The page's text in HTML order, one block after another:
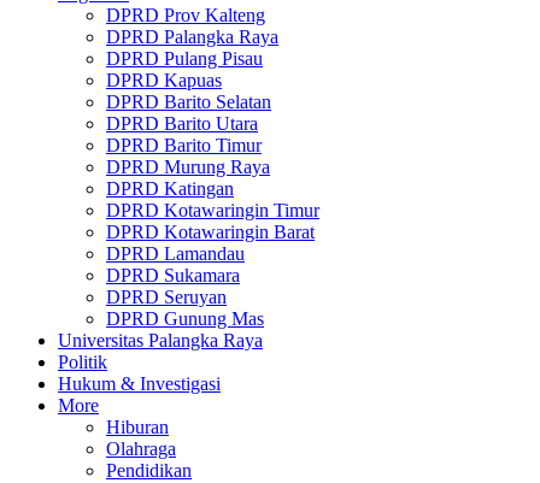
DPRD Prov Kalteng
DPRD Palangka Raya
DPRD Pulang Pisau
DPRD Kapuas
DPRD Barito Selatan
DPRD Barito Utara
DPRD Barito Timur
DPRD Murung Raya
DPRD Katingan
DPRD Kotawaringin Timur
DPRD Kotawaringin Barat
DPRD Lamandau
DPRD Sukamara
DPRD Seruyan
DPRD Gunung Mas
Universitas Palangka Raya
Politik
Hukum & Investigasi
More
Hiburan
Olahraga
Pendidikan